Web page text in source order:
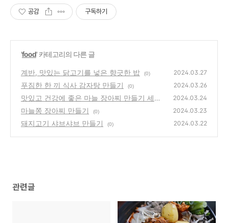
공감 구독하기
'food' 카테고리의 다른 글
계반, 맛있는 닭고기를 넣은 향긋한 밥 (0) 2024.03.27
푸짐한 한 끼 식사 감자탕 만들기 (0) 2024.03.26
맛있고 건강에 좋은 마늘 장아찌 만들기 세가
지 방법
(0)
2024.03.24
마늘쫑 장아찌 만들기 (0) 2024.03.23
돼지고기 샤브샤브 만들기 (0) 2024.03.22
관련글